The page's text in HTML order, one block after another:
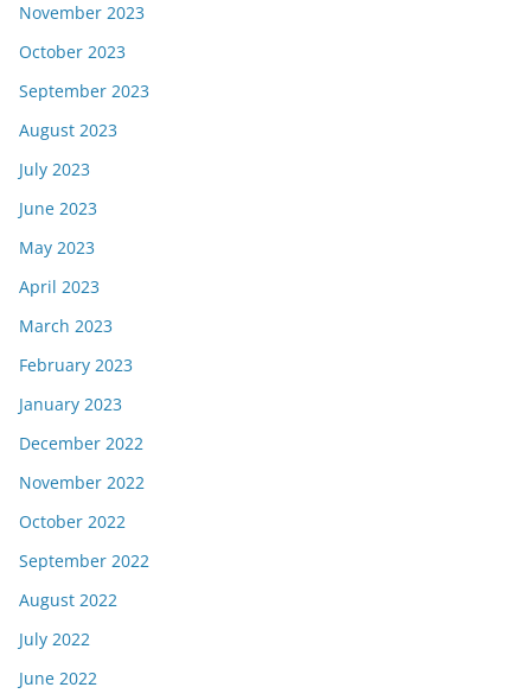
November 2023
October 2023
September 2023
August 2023
July 2023
June 2023
May 2023
April 2023
March 2023
February 2023
January 2023
December 2022
November 2022
October 2022
September 2022
August 2022
July 2022
June 2022